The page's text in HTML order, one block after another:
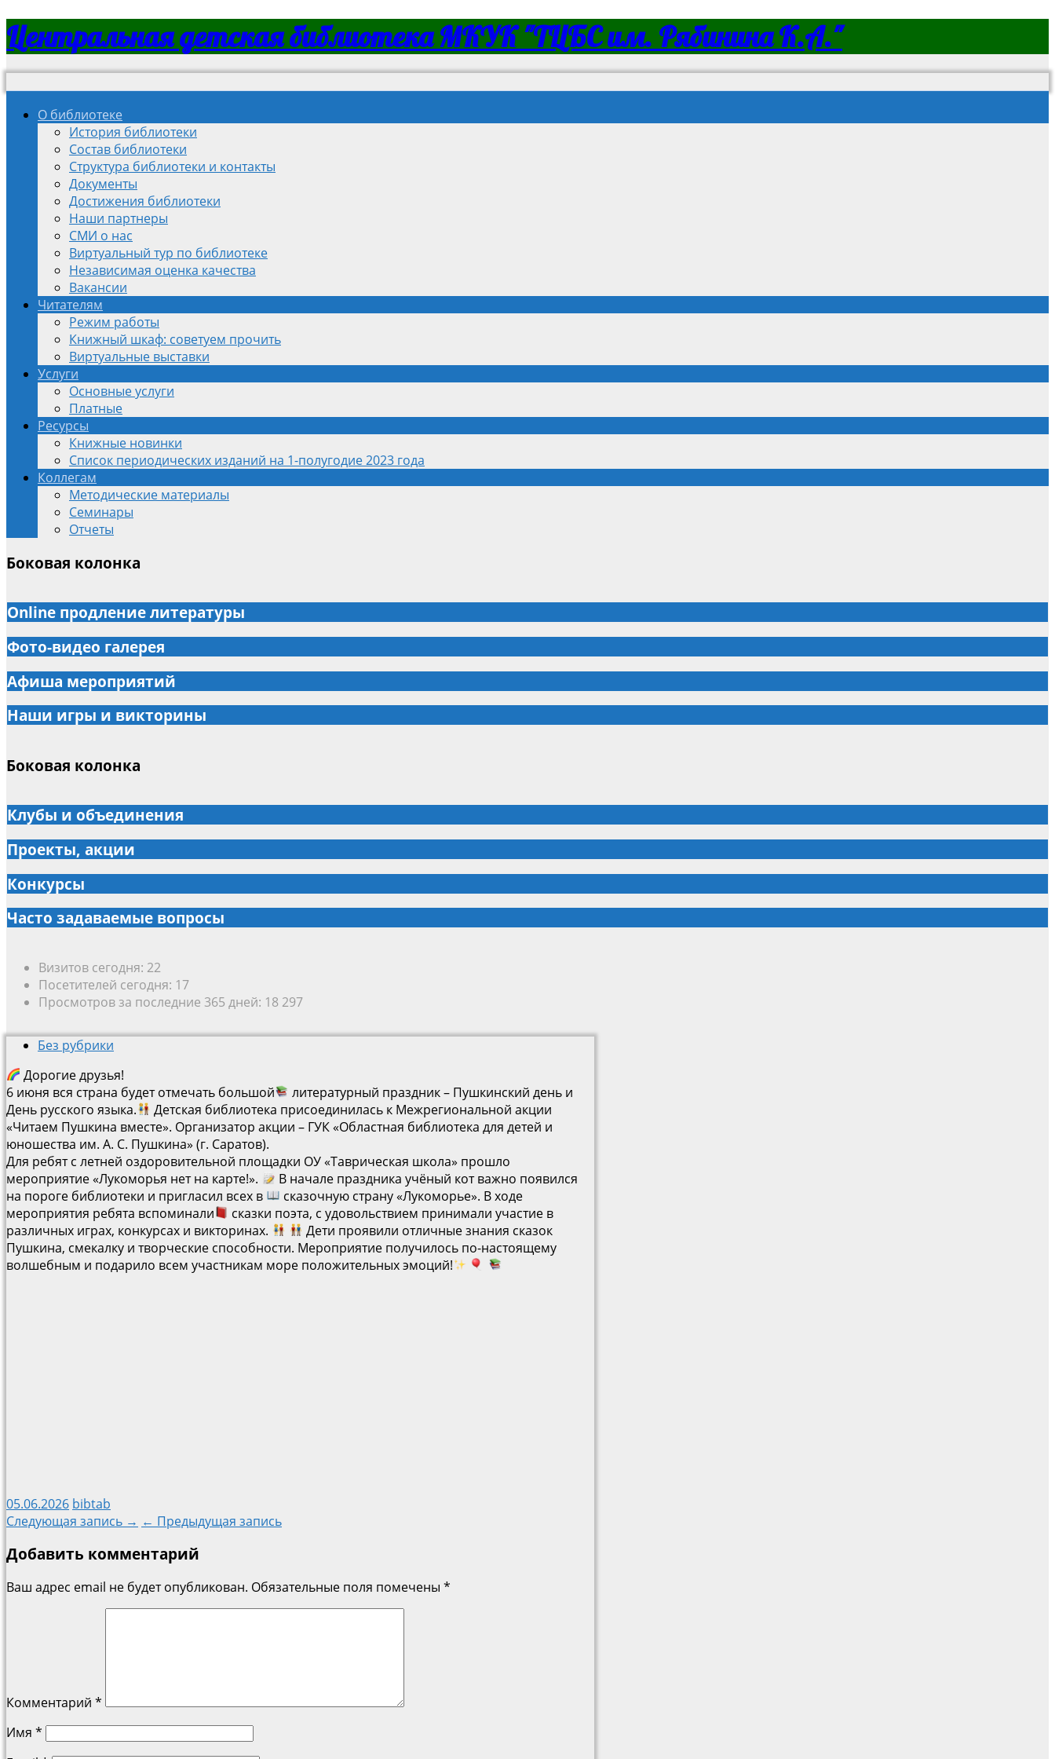
Центральная детская библиотека МКУК "ТЦБС им. Рябинина К.А."
О библиотеке
История библиотеки
Состав библиотеки
Структура библиотеки и контакты
Документы
Достижения библиотеки
Наши партнеры
СМИ о нас
Виртуальный тур по библиотеке
Независимая оценка качества
Вакансии
Читателям
Режим работы
Книжный шкаф: советуем прочить
Виртуальные выставки
Услуги
Основные услуги
Платные
Ресурсы
Книжные новинки
Список периодических изданий на 1-полугодие 2023 года
Коллегам
Методические материалы
Семинары
Отчеты
Боковая колонка
Online продление литературы
Фото-видео галерея
Афиша мероприятий
Наши игры и викторины
Боковая колонка
Клубы и объединения
Проекты, акции
Конкурсы
Часто задаваемые вопросы
Визитов сегодня: 22
Посетителей сегодня: 17
Просмотров за последние 365 дней: 18 297
Без рубрики
Дорогие друзья!
6 июня вся страна будет отмечать большой
литературный праздник – Пушкинский день и
День русского языка.
Детская библиотека присоединилась к Межрегиональной акции
«Читаем Пушкина вместе». Организатор акции – ГУК «Областная библиотека для детей и
юношества им. А. С. Пушкина» (г. Саратов).
Для ребят с летней оздоровительной площадки ОУ «Таврическая школа» прошло
мероприятие «Лукоморья нет на карте!».
В начале праздника учёный кот важно появился
на пороге библиотеки и пригласил всех в
сказочную страну «Лукоморье». В ходе
мероприятия ребята вспоминали
сказки поэта, с удовольствием принимали участие в
различных играх, конкурсах и викторинах.
Дети проявили отличные знания сказок
Пушкина, смекалку и творческие способности. Мероприятие получилось по-настоящему
волшебным и подарило всем участникам море положительных эмоций!
05.06.2026 bibtab
Навигация
по
записям
Следующая запись → ← Предыдущая запись
Добавить комментарий
Ваш адрес email не будет опубликован. Обязательные поля помечены *
Комментарий *
Имя *